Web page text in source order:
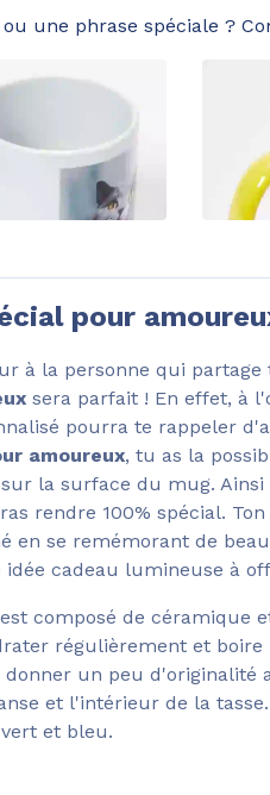
une phrase spéciale ?
pour
à la personne qui
sera parfait ! En effet, à
pourra te rappeler
amoureux, tu as la
la surface du mug.
rendre 100% spécial.
en se remémorant de
cadeau lumineuse à
composé de céramique
régulièrement et
un peu
et l'intérieur de la
et bleu.